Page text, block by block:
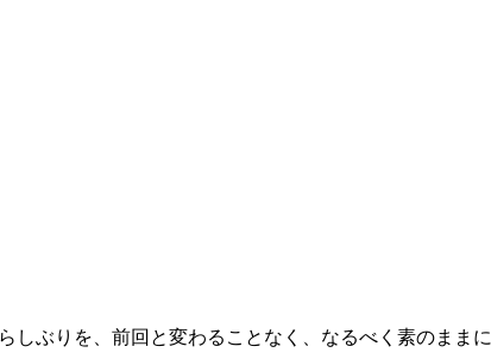
ぶりを、前回と変わることなく、なるべく素のまま